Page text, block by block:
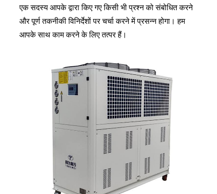
एक सदस्य आपके द्वारा किए गए किसी भी प्रश्न को संबोधित करने
और पूर्ण तकनीकी विनिर्देशों पर चर्चा करने में प्रसन्न होगा। हम
आपके साथ काम करने के लिए तत्पर हैं।